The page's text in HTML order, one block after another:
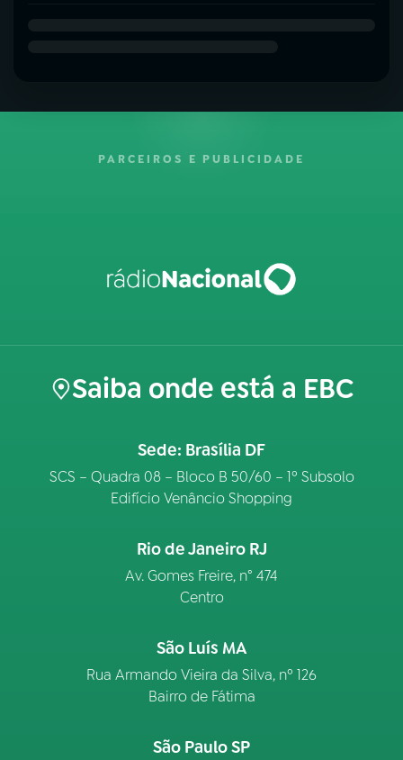
PARCEIROS E PUBLICIDADE
Saiba onde está a EBC
Sede: Brasília DF
SCS – Quadra 08 – Bloco B 50/60 – 1º Subsolo
Edifício Venâncio Shopping
Rio de Janeiro RJ
Av. Gomes Freire, n° 474
Centro
São Luís MA
Rua Armando Vieira da Silva, nº 126
Bairro de Fátima
São Paulo SP